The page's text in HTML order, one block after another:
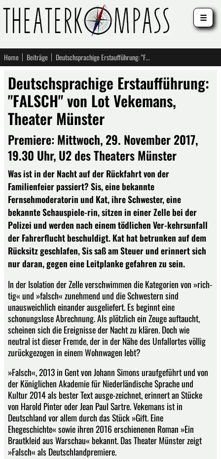
Home Beiträge Deutschsprachige Erstaufführung: "FALSCH" von Lot Vekemans, Theater Münster
Deutschsprachige Erstaufführung:
"FALSCH" von Lot Vekemans,
Theater Münster
Premiere: Mittwoch, 29. November 2017,
19.30 Uhr, U2 des Theaters Münster
Was ist in der Nacht auf der Rückfahrt von der
Familienfeier passiert? Sis, eine bekannte
Fernsehmoderatorin und Kat, ihre Schwester, eine
bekannte Schauspiele-rin, sitzen in einer Zelle bei der
Polizei und werden nach einem tödlichen Ver-kehrsunfall
der Fahrerflucht beschuldigt. Kat hat betrunken auf dem
Rücksitz geschlafen, Sis saß am Steuer und erinnert sich
nur daran, gegen eine Leitplanke gefahren zu sein.
In der Isolation der Zelle verschwimmen die Kategorien von »rich-
tig« und »falsch« zunehmend und die Schwestern sind
unausweichlich einander ausgeliefert. Es beginnt eine
schonungslose Abrechnung. Als plötzlich ein Zeuge auftaucht,
scheinen sich die Ereignisse der Nacht zu klären. Doch wie
neutral ist dieser Fremde, der in der Nähe des Unfallortes völlig
zurückgezogen in einem Wohnwagen lebt?
»Falsch«, 2013 in Gent von Johann Simons uraufgeführt und von
der Königlichen Akademie für Niederländische Sprache und
Kultur 2014 als bester Text ausge-zeichnet, erinnert an Stücke
von Harold Pinter oder Jean Paul Sartre. Vekemans ist in
Deutschland vor allem durch das Stück »Gift. Eine
Ehegeschichte« sowie ihren 2016 erschienenen Roman »Ein
Brautkleid aus Warschau« bekannt. Das Theater Münster zeigt
»Falsch« als Deutschlandpremiere.
☰